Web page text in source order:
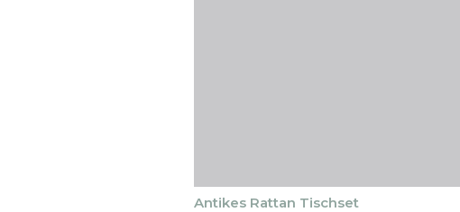
Antikes Rattan Tischset